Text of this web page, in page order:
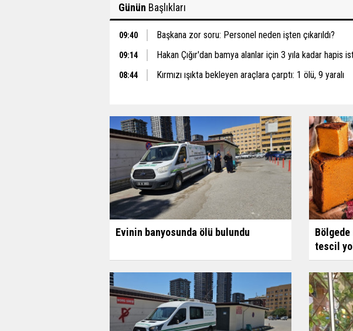
Günün Başlıkları
09:40 Başkana zor soru: Personel neden işten çıkarıldı?
09:14 Hakan Çığır'dan bamya alanlar için 3 yıla kadar hapis
08:44 Kırmızı ışıkta bekleyen araçlara çarptı: 1 ölü, 9 yaralı
Evinin banyosunda ölü bulundu
Bölgede
tescil